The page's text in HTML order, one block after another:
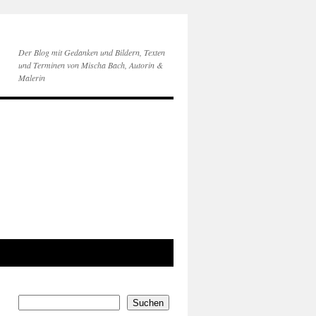
Der Blog mit Gedanken und Bildern, Texten
und Terminen von Mischa Bach, Autorin &
Malerin
Suchen